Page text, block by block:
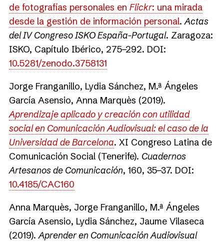
de fotografías personales en Flickr: una mirada
desde la gestión de información personal.Actas
del IV Congreso ISKO España-Portugal. Zaragoza:
ISKO, Capítulo Ibérico, 275−292. DOI:
10.5281/zenodo.3758131
Jorge Franganillo, Lydia Sánchez, M.ª Ángeles
García Asensio, Anna Marquès (2019).
Aprendizaje aplicado y creación con utilidad
social en Comunicación Audiovisual: el caso de la
Universidad de Barcelona. XI Congreso Latina de
Comunicación Social (Tenerife). Cuadernos
Artesanos de Comunicación, 160, 35−37. DOI:
10.4185/CAC160
Anna Marquès, Jorge Franganillo, M.ª Ángeles
García Asensio, Lydia Sánchez, Jaume Vilaseca
(2019).Aprender en Comunicación Audiovisual